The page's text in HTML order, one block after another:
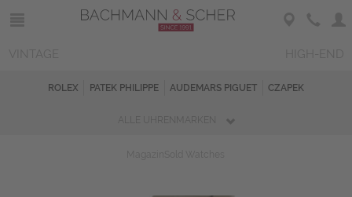
ROLEX PATEK PHILIPPE AUDEMARS PIGUET CZAPEK